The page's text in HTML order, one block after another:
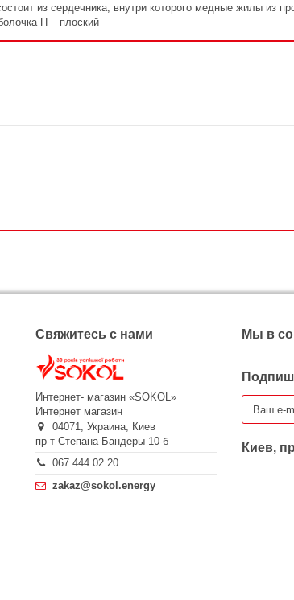
из сердечника, внутри которого медные жилы из
П – плоский
Свяжитесь с нами
Интернет- магазин «SOKOL»
Интернет магазин
04071,Украина, Киев
пр-т Степана Бандеры 10-б
067 444 02 20
zakaz@sokol.energy
Мы в
Киев,